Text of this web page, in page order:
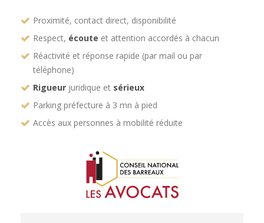
Proximité, contact direct, disponibilité
Respect, écoute et attention accordés à chacun
Réactivité et réponse rapide (par mail ou par
téléphone)
Rigueur juridique et sérieux
Parking préfecture à 3 mn à pied
Accès aux personnes à mobilité réduite